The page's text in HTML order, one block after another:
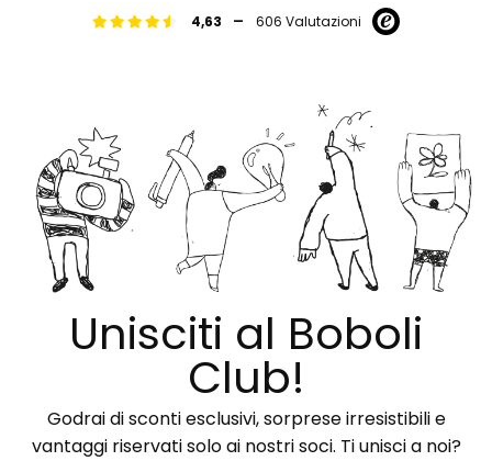
4,63 - 606 Valutazioni
Unisciti al Boboli
Club!
Godrai di sconti esclusivi, sorprese irresistibili e
vantaggi riservati solo ai nostri soci. Ti unisci a noi?